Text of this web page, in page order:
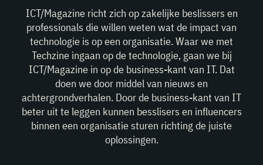
ICT/Magazine richt zich op zakelijke beslissers en
professionals die willen weten wat de impact van
technologie is op een organisatie. Waar we met
Techzine ingaan op de technologie, gaan we bij
ICT/Magazine in op de business-kant van IT. Dat
doen we door middel van nieuws en
achtergrondverhalen. Door de business-kant van IT
beter uit te leggen kunnen besslisers en influencers
binnen een organisatie sturen richting de juiste
oplossingen.